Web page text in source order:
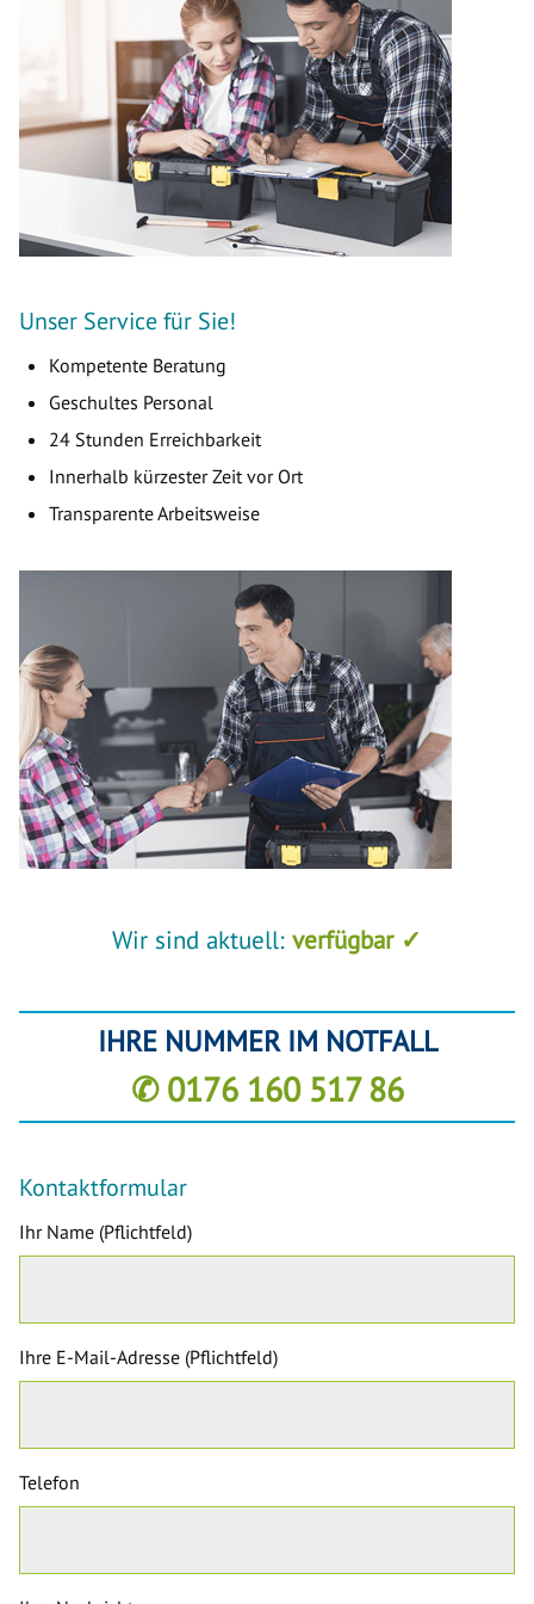
Unser Service für Sie!
Kompetente Beratung
Geschultes Personal
24 Stunden Erreichbarkeit
Innerhalb kürzester Zeit vor Ort
Transparente Arbeitsweise
Wir sind aktuell: verfügbar ✓
IHRE NUMMER IM NOTFALL
✆ 0176 160 517 86
Kontaktformular
Ihr Name (Pflichtfeld)
Ihre E-Mail-Adresse (Pflichtfeld)
Telefon